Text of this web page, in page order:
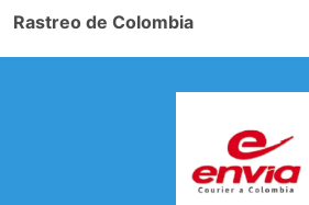
Rastreo de Colombia